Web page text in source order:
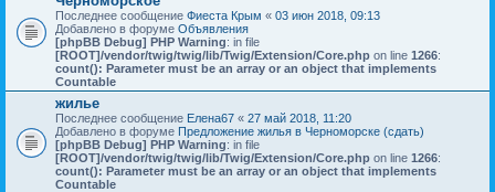
Последнее сообщение Фиеста Крым « 03 июн 2018, 09:13
Добавлено в форуме Объявления
[phpBB Debug] PHP Warning: in file
[ROOT]/vendor/twig/twig/lib/Twig/Extension/Core.php on line 1266:
count(): Parameter must be an array or an object that implements
Countable
жилье
Последнее сообщение Елена67 « 27 май 2018, 11:20
Добавлено в форуме Предложение жилья в Черноморске (сдать)
[phpBB Debug] PHP Warning: in file
[ROOT]/vendor/twig/twig/lib/Twig/Extension/Core.php on line 1266:
count(): Parameter must be an array or an object that implements
Countable